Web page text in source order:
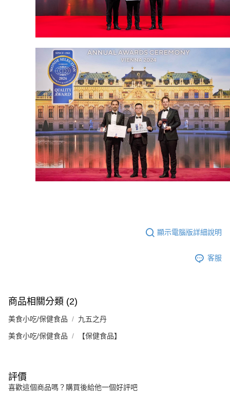
顯示電腦版詳細說明
客服
商品相關分類 (2)
美食小吃/保健食品 九五之丹
美食小吃/保健食品 【保健食品】
評價
喜歡這個商品嗎？購買後給他一個好評吧